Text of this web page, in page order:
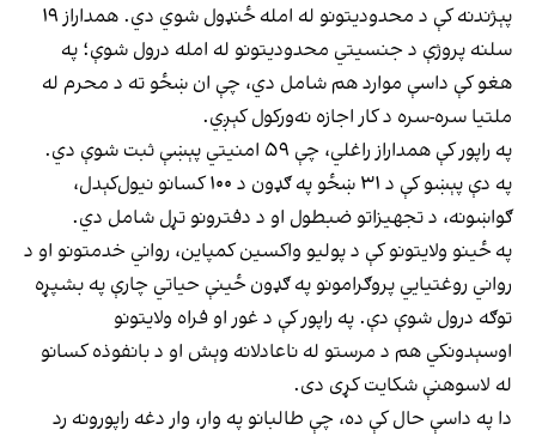
پېژندنه کې د محدودیتونو له امله ځنډول شوي دي. همداراز ۱۹
سلنه پروژې د جنسیتي محدودیتونو له امله درول شوې؛ په
هغو کې داسې موارد هم شامل دي، چې ان ښځو ته د محرم له
ملتیا سره-سره د کار اجازه نه‌ورکول کېږي.
په راپور کې همداراز راغلي، چې ۵۹ امنیتي پېښې ثبت شوې دي.
په دې پېښو کې د ۳۱ ښځو په ګډون د ۱۰۰ کسانو نیول‌کېدل،
ګواښونه، د تجهیزاتو ضبطول او د دفترونو تړل شامل دي.
په ځینو ولایتونو کې د پولیو واکسین کمپاین، رواني خدمتونو او د
رواني روغتیايي پروګرامونو په ګډون ځینې حیاتي چارې په بشپړه
توګه درول شوې دې. په راپور کې د غور او فراه ولایتونو
اوسېدونکي هم د مرستو له ناعادلانه وېش او د با‌نفوذه کسانو
له لاسوهنې شکایت کړی دی.
دا په داسې حال کې ده، چې طالبانو په وار، وار دغه راپورونه رد